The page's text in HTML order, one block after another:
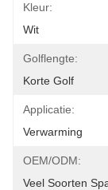
Kleur:
Wit
Golflengte:
Korte Golf
Applicatie:
Verwarming
OEM/ODM:
Veel Soorten